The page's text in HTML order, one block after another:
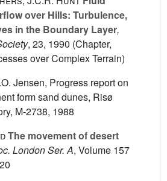
over Hills: Turbulence,
in the Boundary Layer,
, 23, 1990 (Chapter,
over Complex Terrain)
Jensen, Progress report on
form sand dunes, Risø
M-2738, 1988
The movement of desert
London Ser. A, Volume 157